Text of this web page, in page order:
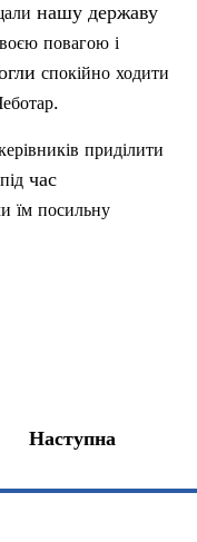
нашу державу
повагою і
спокійно ходити
.
приділити
під час
їм посильну
Наступна